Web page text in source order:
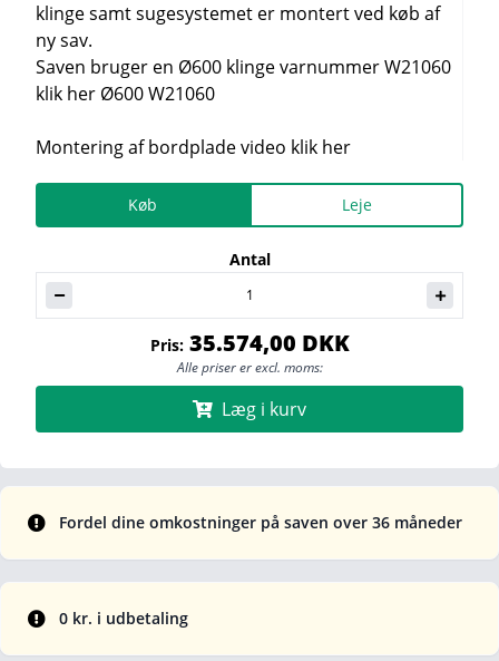
klinge samt sugesystemet er montert ved køb af
ny sav.
Saven bruger en Ø600 klinge varnummer W21060
klik her Ø600 W21060
Montering af bordplade video klik her
Køb Leje
Antal
Pris:35.574,00 DKK
Alle priser er excl. moms:
Læg i kurv
Fordel dine omkostninger på saven over 36 måneder
0 kr. i udbetaling